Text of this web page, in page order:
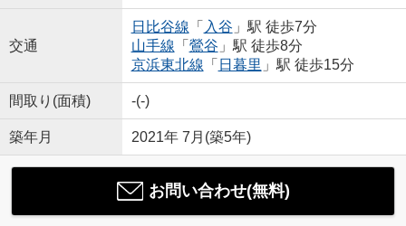
交通
日比谷線 「 入谷 」駅 徒歩7分
山手線 「 鶯谷 」駅 徒歩8分
京浜東北線 「 日暮里 」駅 徒歩15分
間取り(面積) -(-)
築年月 2021年 7月(築5年)
お問い合わせ(無料)